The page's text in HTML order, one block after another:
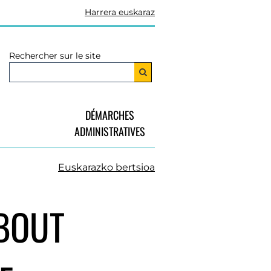
Harrera euskaraz
Rechercher sur le site
DÉMARCHES
ADMINISTRATIVES
Euskarazko bertsioa